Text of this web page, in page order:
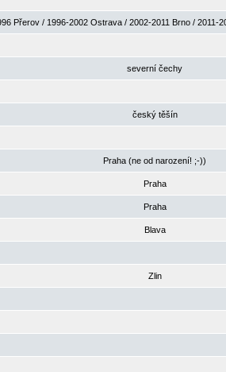
Přerov / 1996-2002 Ostrava / 2002-2011 Brno / 2011-
severní čechy
český těšín
Praha (ne od narození! ;-))
Praha
Praha
Blava
Zlin